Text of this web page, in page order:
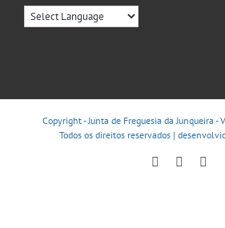
Copyright - Junta de Freguesia da Junqueira -
Todos os direitos reservados |
FacebookInstagram